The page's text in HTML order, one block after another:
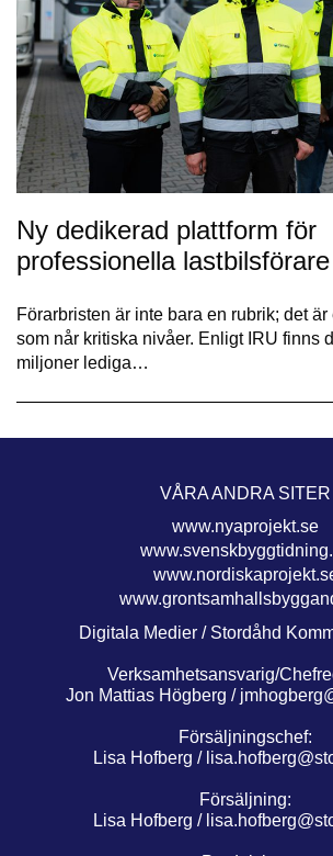
Ny dedikerad plattform för
professionella lastbilsförare
Förarbristen är inte bara en rubrik; det
som når kritiska nivåer. Enligt IRU finns
miljoner lediga…
VÅRA ANDRA SITER
www.nyaprojekt.se
Digitala Medier / Stordåhd
Verksamhetsansvarig/
Jon Mattias Högberg /
Försäljningschef:
Lisa Hofberg /
Försäljning:
Lisa Hofberg /